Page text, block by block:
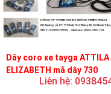
Dây coro xe tayga ATTILA
ELIZABETH mã dây 730
Liên hệ: